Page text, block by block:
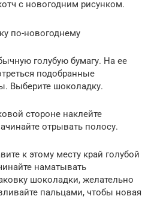
с новогодним рисунком.
по-новогоднему
голубую бумагу. На ее
подобранные
Выберите шоколадку.
стороне наклейте
отрывать полосу.
к этому месту край голубой
наматывать
шоколадки, желательно
пальцами, чтобы новая